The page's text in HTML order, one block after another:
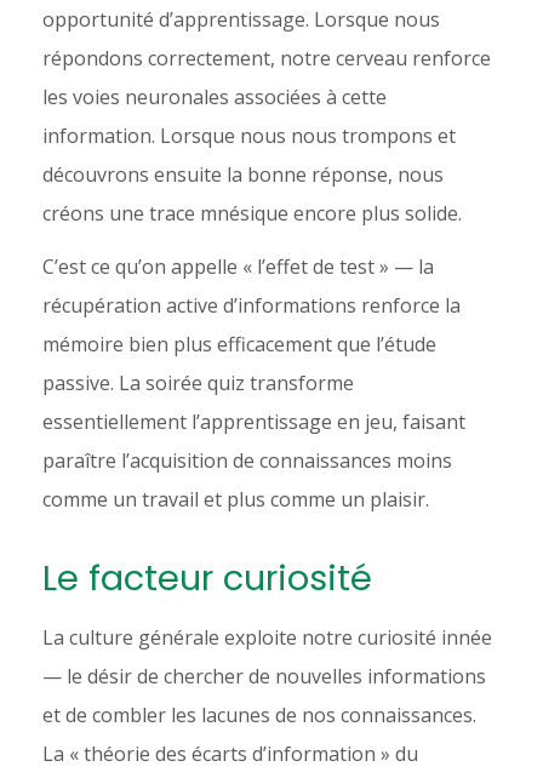
opportunité d’apprentissage. Lorsque nous
répondons correctement, notre cerveau renforce
les voies neuronales associées à cette
information. Lorsque nous nous trompons et
découvrons ensuite la bonne réponse, nous
créons une trace mnésique encore plus solide.
C’est ce qu’on appelle « l’effet de test » — la
récupération active d’informations renforce la
mémoire bien plus efficacement que l’étude
passive. La soirée quiz transforme
essentiellement l’apprentissage en jeu, faisant
paraître l’acquisition de connaissances moins
comme un travail et plus comme un plaisir.
Le facteur curiosité
La culture générale exploite notre curiosité innée
— le désir de chercher de nouvelles informations
et de combler les lacunes de nos connaissances.
La « théorie des écarts d’information » du